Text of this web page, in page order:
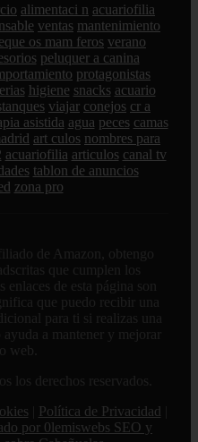
alimentaci n acuariofilia
ventas mantenimiento
os mam feros verano
peluquer a canina
protagonistas
higiene snacks acuario
viajar conejos cr a
asistida agua peces camas
art culos nombres para
acuariofilia articulos canal tv
tablon de anuncios
zona pro
de Amazon, obtengo
que cumplen los
de esta página son
que puedo recibir una
para ti si realizas una
a mantener y mejorar
web.
los derechos reservados.
Política de Privacidad
por 0lemiswebs SEO y